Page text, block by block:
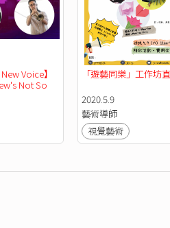
Voice】
Not So
- Addison
「遊藝同樂」工作坊
2020.5.9
藝術導師
視覺藝術